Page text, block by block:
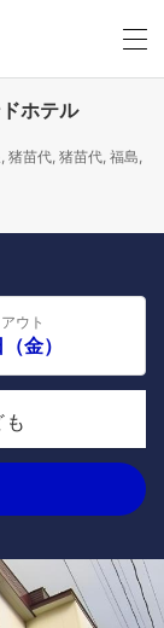
ホテル
猪苗代, 猪苗代, 福島,
ウト
金）